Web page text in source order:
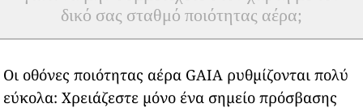
δικό σας σταθμό ποιότητας αέρα;
Οι οθόνες ποιότητας αέρα GAIA ρυθμίζονται πολύ
εύκολα: Χρειάζεστε μόνο ένα σημείο πρόσβασης